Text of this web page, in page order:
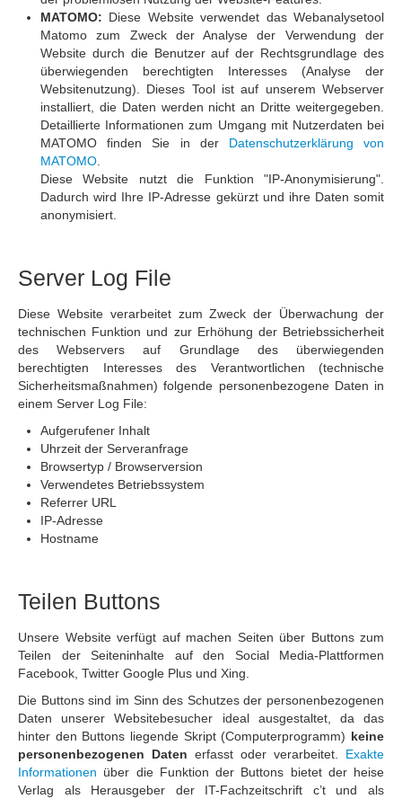
MATOMO: Diese Website verwendet das Webanalysetool
Matomo zum Zweck der Analyse der Verwendung der
Website durch die Benutzer auf der Rechtsgrundlage des
überwiegenden berechtigten Interesses (Analyse der
Websitenutzung). Dieses Tool ist auf unserem Webserver
installiert, die Daten werden nicht an Dritte weitergegeben.
Detaillierte Informationen zum Umgang mit Nutzerdaten bei
MATOMO finden Sie in der Datenschutzerklärung von
MATOMO.
Diese Website nutzt die Funktion "IP-Anonymisierung".
Dadurch wird Ihre IP-Adresse gekürzt und ihre Daten somit
anonymisiert.
Server Log File
Diese Website verarbeitet zum Zweck der Überwachung der
technischen Funktion und zur Erhöhung der Betriebssicherheit
des Webservers auf Grundlage des überwiegenden
berechtigten Interesses des Verantwortlichen (technische
Sicherheitsmaßnahmen) folgende personenbezogene Daten in
einem Server Log File:
Aufgerufener Inhalt
Uhrzeit der Serveranfrage
Browsertyp / Browserversion
Verwendetes Betriebssystem
Referrer URL
IP-Adresse
Hostname
Teilen Buttons
Unsere Website verfügt auf machen Seiten über Buttons zum
Teilen der Seiteninhalte auf den Social Media-Plattformen
Facebook, Twitter Google Plus und Xing.
Die Buttons sind im Sinn des Schutzes der personenbezogenen
Daten unserer Websitebesucher ideal ausgestaltet, da das
hinter den Buttons liegende Skript (Computerprogramm) keine
personenbezogenen Daten erfasst oder verarbeitet. Exakte
Informationen über die Funktion der Buttons bietet der heise
Verlag als Herausgeber der IT-Fachzeitschrift c’t und als